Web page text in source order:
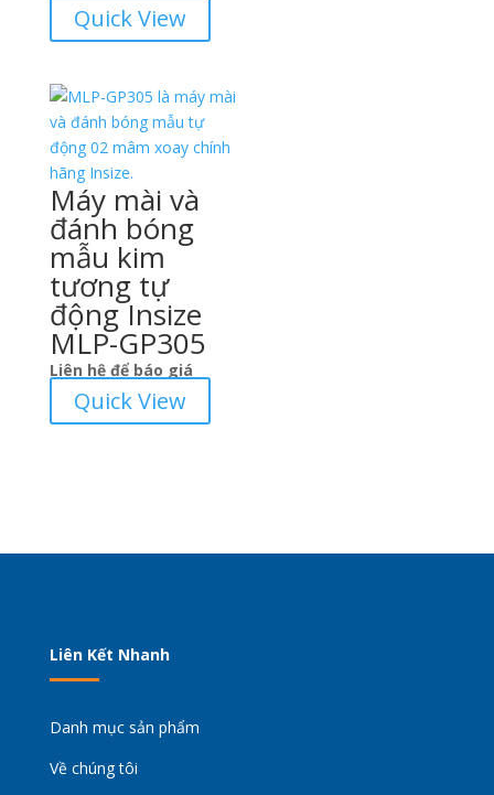
Quick View
Máy mài và
đánh bóng
mẫu kim
tương tự
động Insize
MLP-GP305
Liên hệ để báo giá
Quick View
Liên Kết Nhanh
Danh mục sản phẩm
Về chúng tôi